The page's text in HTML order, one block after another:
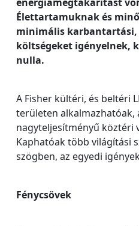
Élettartamuknak és
minimális
költségeket igényelnek,
nulla.
A Fisher kültéri, és beltéri
területen alkalmazhatóak,
nagyteljesítményű köztéri
Kaphatóak több világítási
szögben, az egyedi
Fénycsövek